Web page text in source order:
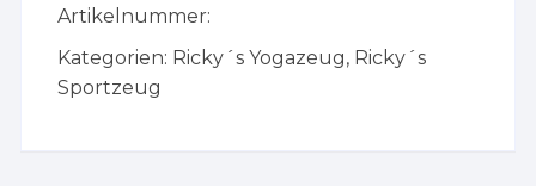
Artikelnummer:
Kategorien: Ricky´s Yogazeug, Ricky´s
Sportzeug